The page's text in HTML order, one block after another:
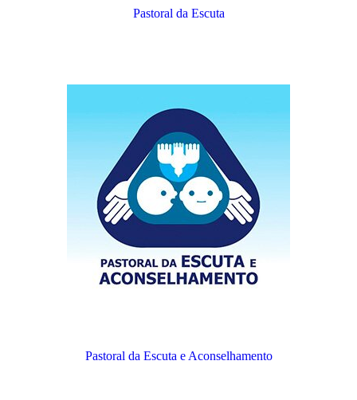
Pastoral da Escuta
Pastoral da Escuta e Aconselhamento